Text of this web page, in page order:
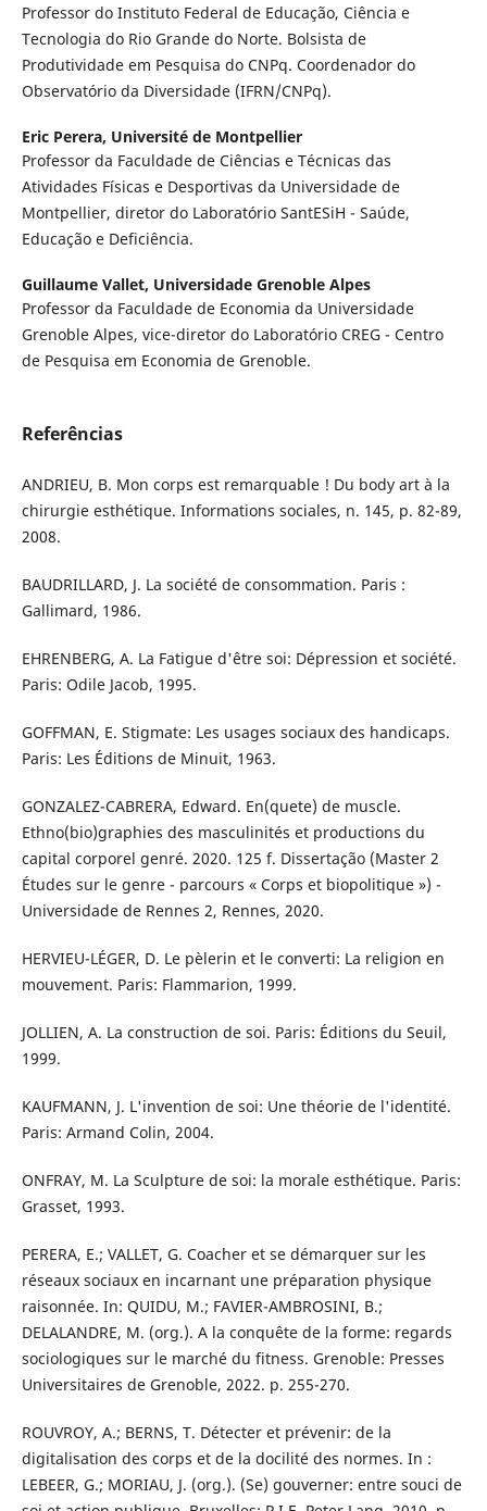
Professor do Instituto Federal de Educação, Ciência e
Tecnologia do Rio Grande do Norte. Bolsista de
Produtividade em Pesquisa do CNPq. Coordenador do
Observatório da Diversidade (IFRN/CNPq).
Eric Perera, Université de Montpellier
Professor da Faculdade de Ciências e Técnicas das
Atividades Físicas e Desportivas da Universidade de
Montpellier, diretor do Laboratório SantESiH - Saúde,
Educação e Deficiência.
Guillaume Vallet, Universidade Grenoble Alpes
Professor da Faculdade de Economia da Universidade
Grenoble Alpes, vice-diretor do Laboratório CREG - Centro
de Pesquisa em Economia de Grenoble.
Referências
ANDRIEU, B. Mon corps est remarquable ! Du body art à la
chirurgie esthétique. Informations sociales, n. 145, p. 82-89,
2008.
BAUDRILLARD, J. La société de consommation. Paris :
Gallimard, 1986.
EHRENBERG, A. La Fatigue d'être soi: Dépression et société.
Paris: Odile Jacob, 1995.
GOFFMAN, E. Stigmate: Les usages sociaux des handicaps.
Paris: Les Éditions de Minuit, 1963.
GONZALEZ-CABRERA, Edward. En(quete) de muscle.
Ethno(bio)graphies des masculinités et productions du
capital corporel genré. 2020. 125 f. Dissertação (Master 2
Études sur le genre - parcours « Corps et biopolitique ») -
Universidade de Rennes 2, Rennes, 2020.
HERVIEU-LÉGER, D. Le pèlerin et le converti: La religion en
mouvement. Paris: Flammarion, 1999.
JOLLIEN, A. La construction de soi. Paris: Éditions du Seuil,
1999.
KAUFMANN, J. L'invention de soi: Une théorie de l'identité.
Paris: Armand Colin, 2004.
ONFRAY, M. La Sculpture de soi: la morale esthétique. Paris:
Grasset, 1993.
PERERA, E.; VALLET, G. Coacher et se démarquer sur les
réseaux sociaux en incarnant une préparation physique
raisonnée. In: QUIDU, M.; FAVIER-AMBROSINI, B.;
DELALANDRE, M. (org.). A la conquête de la forme: regards
sociologiques sur le marché du fitness. Grenoble: Presses
Universitaires de Grenoble, 2022. p. 255-270.
ROUVROY, A.; BERNS, T. Détecter et prévenir: de la
digitalisation des corps et de la docilité des normes. In :
LEBEER, G.; MORIAU, J. (org.). (Se) gouverner: entre souci de